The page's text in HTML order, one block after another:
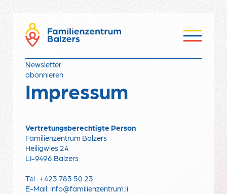
Newsletter
abonnieren
Impressum
Vertretungsberechtigte Person
Familienzentrum Balzers
Heiligwies 24
LI-9496 Balzers
Tel.: +423 783 50 23
E-Mail: info@familienzentrum.li